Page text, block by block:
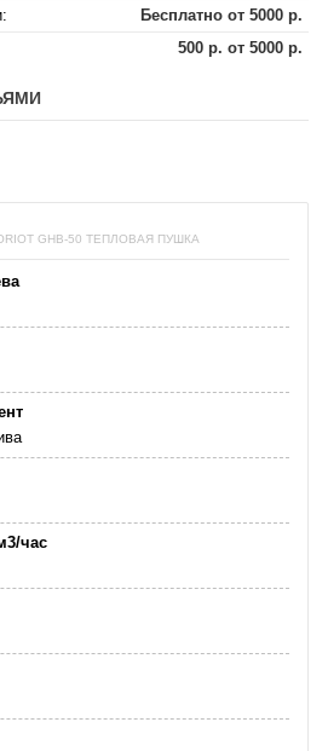
Бесплатно от 5000 р.
500 р. от 5000 р.
GHB-50 ТЕПЛОВАЯ ПУШКА
час